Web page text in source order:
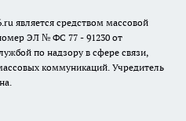
является средством массовой
ЭЛ № ФС 77 - 91230 от
по надзору в сфере связи,
коммуникаций. Учредитель